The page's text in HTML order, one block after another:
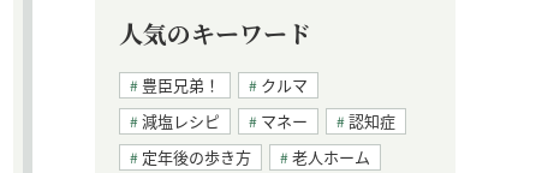
人気のキーワード
豊臣兄弟！
クルマ
減塩レシピ
マネー
認知症
定年後の歩き方
老人ホーム